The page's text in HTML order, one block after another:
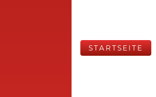
STARTSEITE